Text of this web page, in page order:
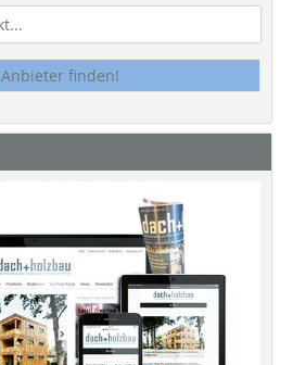
Anbieter finden!